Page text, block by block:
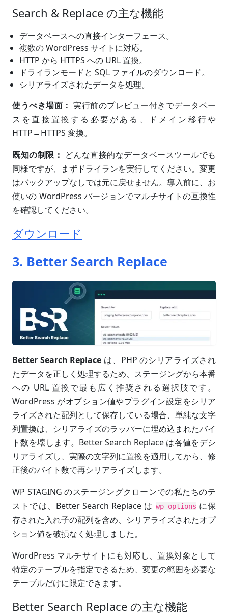
Search & Replace の主な機能
データベースへの直接インターフェース。
複数の WordPress サイトに対応。
HTTP から HTTPS への URL 置換。
ドライランモードと SQL ファイルのダウンロード。
シリアライズされたデータを処理。
使うべき場面： 実行前のプレビュー付きでデータベー
スを直接置換する必要がある、ドメイン移行や
HTTP→HTTPS 変換。
既知の制限： どんな直接的なデータベースツールでも
同様ですが、まずドライランを実行してください。変更
はバックアップなしでは元に戻せません。導入前に、お
使いの WordPress バージョンでマルチサイトの互換性
を確認してください。
ダウンロード
3. Better Search Replace
Better Search Replace は、PHP のシリアライズされ
たデータを正しく処理するため、ステージングから本番
への URL 置換で最も広く推奨される選択肢です。
WordPress がオプション値やプラグイン設定をシリア
ライズされた配列として保存している場合、単純な文字
列置換は、シリアライズのラッパーに埋め込まれたバイ
ト数を壊します。Better Search Replace は各値をデシ
リアライズし、実際の文字列に置換を適用してから、修
正後のバイト数で再シリアライズします。
WP STAGING のステージングクローンでの私たちのテ
ストでは、Better Search Replace は wp_options に保
存された入れ子の配列を含め、シリアライズされたオプ
ション値を破損なく処理しました。
WordPress マルチサイトにも対応し、置換対象として
特定のテーブルを指定できるため、変更の範囲を必要な
テーブルだけに限定できます。
Better Search Replace の主な機能